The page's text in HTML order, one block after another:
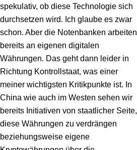
spekulativ, ob diese Technologie sich
durchsetzen wird. Ich glaube es zwar
schon. Aber die Notenbanken arbeiten
bereits an eigenen digitalen
Währungen. Das geht dann leider in
Richtung Kontrollstaat, was einer
meiner wichtigsten Kritikpunkte ist. In
China wie auch im Westen sehen wir
bereits Initiativen von staatlicher Seite,
diese Währungen zu verdrängen
beziehungsweise eigene